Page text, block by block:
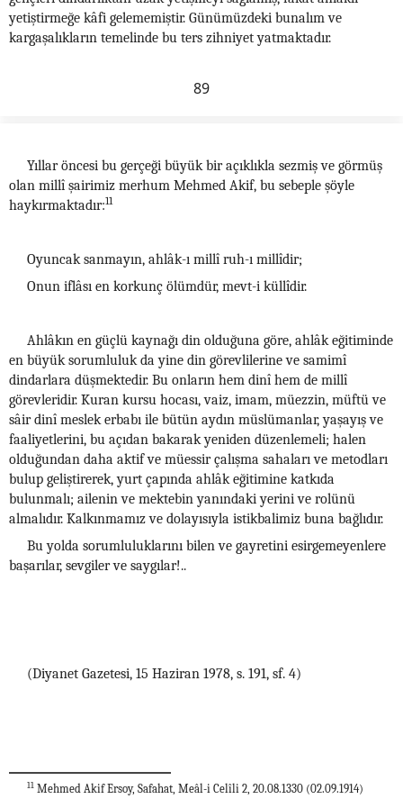
yetiştirmeğe kâfi gelememiştir. Günümüzdeki bunalım ve
kargaşalıkların temelinde bu ters zihniyet yatmaktadır.
89
Yıllar öncesi bu gerçeği büyük bir açıklıkla sezmiş ve görmüş
olan millî şairimiz merhum Mehmed Akif, bu sebeple şöyle
haykırmaktadır:11
Oyuncak sanmayın, ahlâk-ı millî ruh-ı millîdir;
Onun iflâsı en korkunç ölümdür, mevt-i küllîdir.
Ahlâkın en güçlü kaynağı din olduğuna göre, ahlâk eğitiminde
en büyük sorumluluk da yine din görevlilerine ve samimî
dindarlara düşmektedir. Bu onların hem dinî hem de millî
görevleridir. Kuran kursu hocası, vaiz, imam, müezzin, müftü ve
sâir dinî meslek erbabı ile bütün aydın müslümanlar, yaşayış ve
faaliyetlerini, bu açıdan bakarak yeniden düzenlemeli; halen
olduğundan daha aktif ve müessir çalışma sahaları ve metodları
bulup geliştirerek, yurt çapında ahlâk eğitimine katkıda
bulunmalı; ailenin ve mektebin yanındaki yerini ve rolünü
almalıdır. Kalkınmamız ve dolayısıyla istikbalimiz buna bağlıdır.
Bu yolda sorumluluklarını bilen ve gayretini esirgemeyenlere
başarılar, sevgiler ve saygılar!..
(Diyanet Gazetesi, 15 Haziran 1978, s. 191, sf. 4)
11 Mehmed Akif Ersoy, Safahat, Meâl-i Celîli 2, 20.08.1330 (02.09.1914)